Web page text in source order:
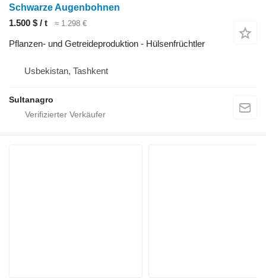
Schwarze Augenbohnen
1.500 $ / t
≈ 1.298 €
Pflanzen- und Getreideproduktion - Hülsenfrüchtler
Usbekistan, Tashkent
Sultanagro